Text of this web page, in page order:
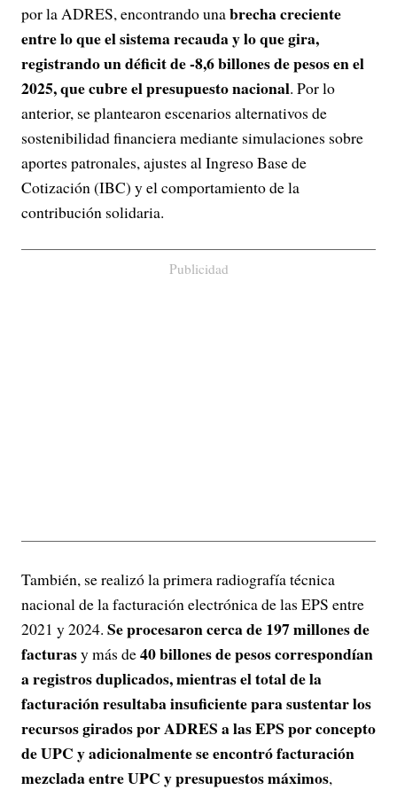
por la ADRES, encontrando unabrecha creciente
entre lo que el sistema recauda y lo que gira,
registrando un déficit de -8,6 billones de pesos en el
2025, que cubre el presupuesto nacional. Por lo
anterior, se plantearon escenarios alternativos de
sostenibilidad financiera mediante simulaciones sobre
aportes patronales, ajustes al Ingreso Base de
Cotización (IBC) y el comportamiento de la
contribución solidaria.
Publicidad
También, se realizó la primera radiografía técnica
nacional de la facturación electrónica de las EPS entre
2021 y 2024. Se procesaron cerca de 197 millones de
facturasy más de40 billones de pesos correspondían
a registros duplicados, mientras el total de la
facturación resultaba insuficiente para sustentar los
recursos girados por ADRES a las EPS por concepto
de UPC y adicionalmente se encontró facturación
mezclada entre UPC y presupuestos máximos,